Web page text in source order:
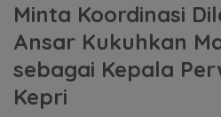
Minta Koordinasi
Ansar Kukuhkan
sebagai Kepala
Kepri